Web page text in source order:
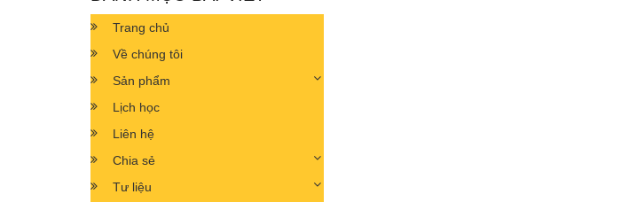
Trang chủ
Về chúng tôi
Sản phẩm
Lịch học
Liên hệ
Chia sẻ
Tư liệu